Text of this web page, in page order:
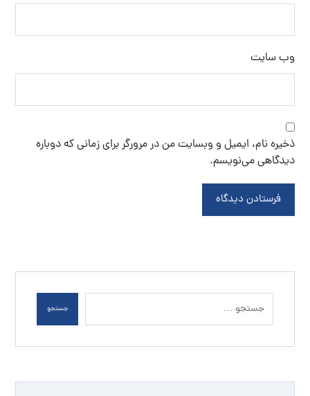
وب‌ سایت
ذخیره نام، ایمیل و وبسایت من در مرورگر برای زمانی که دوباره
دیدگاهی می‌نویسم.
فرستادن دیدگاه
جستجو